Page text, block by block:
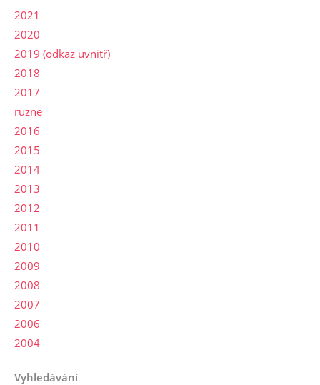
2021
2020
2019 (odkaz uvnitř)
2018
2017
ruzne
2016
2015
2014
2013
2012
2011
2010
2009
2008
2007
2006
2004
Vyhledávání